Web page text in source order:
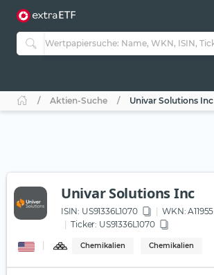
ETF-Guide 2.0
Guide Aktive ETFs
ETF-Sparpläne
Aktien-Suche Univar Solutions Inc
Univar Solutions Inc
ISIN: US91336L1070 WKN: A11955
Ticker: US91336L1070
Chemikalien Chemikalien